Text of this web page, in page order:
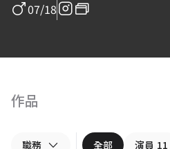
07/18
作品
職務 全部 演員 11